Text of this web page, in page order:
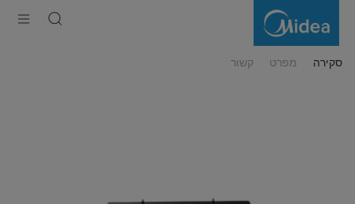
סקירה מפרט קשור